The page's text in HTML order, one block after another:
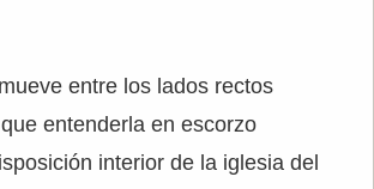
entre los lados rectos
entenderla en escorzo
interior de la iglesia del